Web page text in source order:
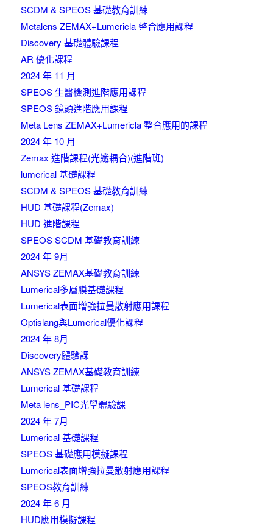
SCDM & SPEOS 基礎教育訓練
Metalens ZEMAX+Lumericla 整合應用課程
Discovery 基礎體驗課程
AR 優化課程
2024 年 11 月
SPEOS 生醫檢測進階應用課程
SPEOS 鏡頭進階應用課程
Meta Lens ZEMAX+Lumericla 整合應用的課程
2024 年 10 月
Zemax 進階課程(光纖耦合)(進階班)
lumerical 基礎課程
SCDM & SPEOS 基礎教育訓練
HUD 基礎課程(Zemax)
HUD 進階課程
SPEOS SCDM 基礎教育訓練
2024 年 9月
ANSYS ZEMAX基礎教育訓練
Lumerical多層膜基礎課程
Lumerical表面增強拉曼散射應用課程
Optislang與Lumerical優化課程
2024 年 8月
Discovery體驗課
ANSYS ZEMAX基礎教育訓練
Lumerical 基礎課程
Meta lens_PIC光學體驗課
2024 年 7月
Lumerical 基礎課程
SPEOS 基礎應用模擬課程
Lumerical表面增強拉曼散射應用課程
SPEOS教育訓練
2024 年 6 月
HUD應用模擬課程